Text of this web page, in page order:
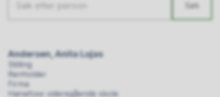
Søketekst Søk
Andersen, Anita Lujas
Stilling
Renholder
Firma
Hønefoss videregående skole